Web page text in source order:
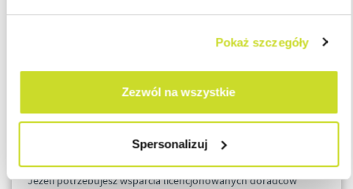
Pokaż szczegóły
Zezwól na wszystkie
Spersonalizuj
wymagać od nich rozbudowanej substancji biznesowej przy
analizie możliwości zastosowania preferencji WHT przez
Jeżeli potrzebujesz wsparcia licencjonowanych doradców